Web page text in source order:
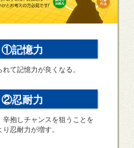
①記憶力
て記憶力が良くなる。
②忍耐力
抱しチャンスを狙うことを
忍耐力が増す。